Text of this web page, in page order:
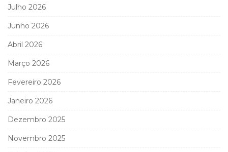
Julho 2026
Junho 2026
Abril 2026
Março 2026
Fevereiro 2026
Janeiro 2026
Dezembro 2025
Novembro 2025